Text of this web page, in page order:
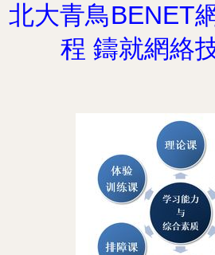
北大青鳥BENET
程 鑄就網絡